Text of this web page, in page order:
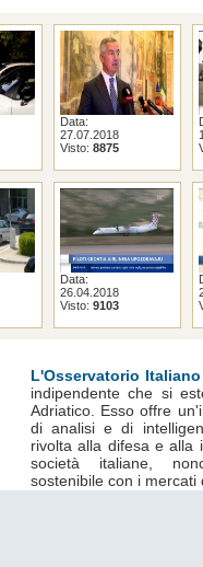
Data:
27.07.2018
Visto: 8875
Data:
26.04.2018
Visto: 9103
L'Osservatorio Italiano
indipendente che si
Adriatico. Esso offre
di analisi e di
rivolta alla difesa e alla
società italiane,
sostenibile con i mercati